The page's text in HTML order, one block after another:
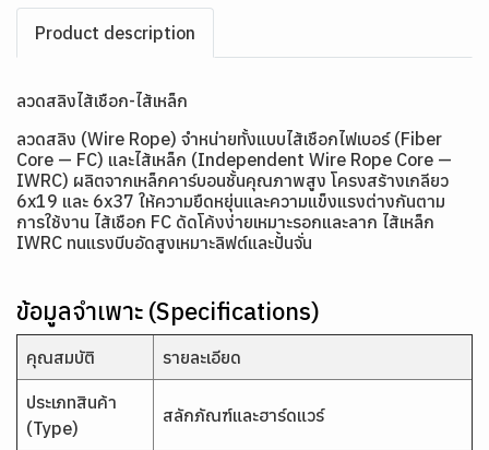
Product description
ลวดสลิงไส้เชือก-ไส้เหล็ก
ลวดสลิง (Wire Rope) จำหน่ายทั้งแบบไส้เชือกไฟเบอร์ (Fiber
Core — FC) และไส้เหล็ก (Independent Wire Rope Core —
IWRC) ผลิตจากเหล็กคาร์บอนชั้นคุณภาพสูง โครงสร้างเกลียว
6x19 และ 6x37 ให้ความยืดหยุ่นและความแข็งแรงต่างกันตาม
การใช้งาน ไส้เชือก FC ดัดโค้งง่ายเหมาะรอกและลาก ไส้เหล็ก
IWRC ทนแรงบีบอัดสูงเหมาะลิฟต์และปั้นจั่น
ข้อมูลจำเพาะ (Specifications)
คุณสมบัติ รายละเอียด
ประเภทสินค้า
(Type)
สลักภัณฑ์และฮาร์ดแวร์